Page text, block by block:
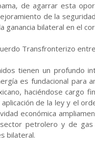
de agarrar esta
de la
bilateral en el
Transfronterizo
tienen un profundo
es fundacional para
haciéndose cargo
de la ley y el
económica
petrolero y de
bilateral.